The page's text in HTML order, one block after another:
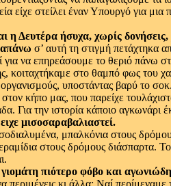
είχε στείλει έναν Υπουργό για
η Δευτέρα ήσυχα, χωρίς
απάνω σ’ αυτή τη στιγμή πετάχτηκα
να επηρεάσουμε το θεριό πάνω
κοιταχτήκαμε στο θαμπό φως του
υποστάντας βαρύ το σοκ.
κήπο μας, που παρείχε
Για την ιστορία κάποιο αγκωνάρι
μισοσαραβαλιαστεί.
μπαλκόνια στους
στους δρόμους
πιότερο φόβο και
περιμένεις κι άλλα; Ναί